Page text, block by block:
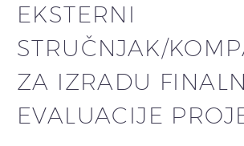
EKSTERNI
STRUČNJAK/
ZA IZRADU
EVALUACIJE